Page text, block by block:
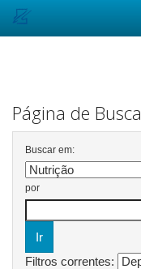
Página de Busca
Buscar em:
por
Filtros correntes: